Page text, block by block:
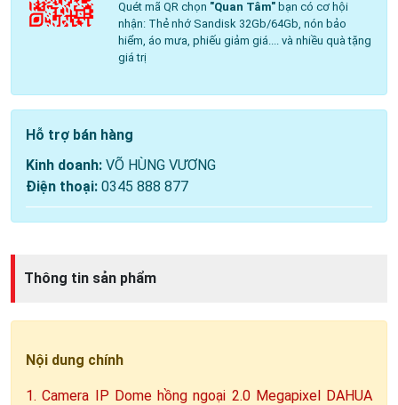
Quét mã QR chọn "Quan Tâm"bạn có cơ hội
nhận: Thẻ nhớ Sandisk 32Gb/64Gb, nón bảo
hiểm, áo mưa, phiếu giảm giá.... và nhiều quà tặng
giá trị
Hỗ trợ bán hàng
Kinh doanh: VÕ HÙNG VƯƠNG
Điện thoại: 0345 888 877
Thông tin sản phẩm
Nội dung chính
1. Camera IP Dome hồng ngoại 2.0 Megapixel DAHUA